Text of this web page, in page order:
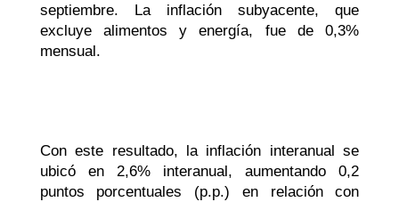
septiembre. La inflación subyacente, que
excluye alimentos y energía, fue de 0,3%
mensual.
Con este resultado, la inflación interanual se
ubicó en 2,6% interanual, aumentando 0,2
puntos porcentuales (p.p.) en relación con